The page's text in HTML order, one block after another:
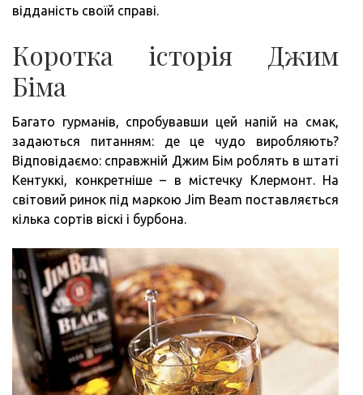
відданість своїй справі.
Коротка історія Джим
Біма
Багато гурманів, спробувавши цей напій на смак,
задаються питанням: де це чудо виробляють?
Відповідаємо: справжній Джим Бім роблять в штаті
Кентуккі, конкретніше – в містечку Клермонт. На
світовий ринок під маркою Jim Beam поставляється
кілька сортів віскі і бурбона.